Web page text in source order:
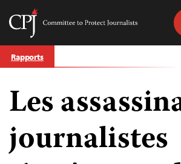
Skip
to
Committee
Journalists
Rapports
Les
journalistes